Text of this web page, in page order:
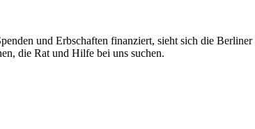
und Erbschaften finanziert, sieht sich die
die Rat und Hilfe bei uns suchen.